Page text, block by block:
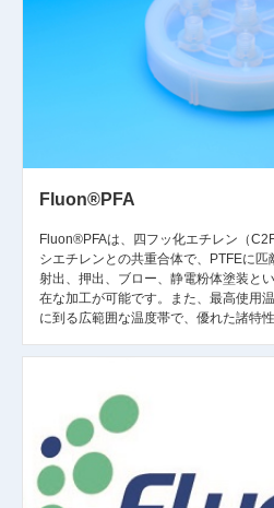
Fluon®PFA
Fluon®PFAは、四フッ化エチレン（
シエチレンとの共重合体で、PTFEに
射出、押出、ブロー、静電粉体塗装と
在な加工が可能です。また、最高使用
に到る広範囲な温度帯で、優れた諸特